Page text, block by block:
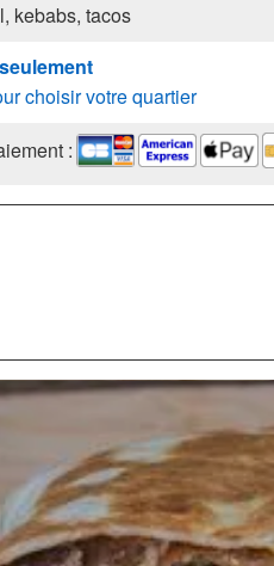
kebabs, tacos
choisir votre quartier
: